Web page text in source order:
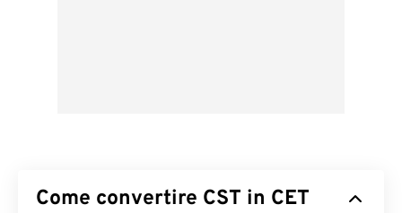
Come convertire CST in CET